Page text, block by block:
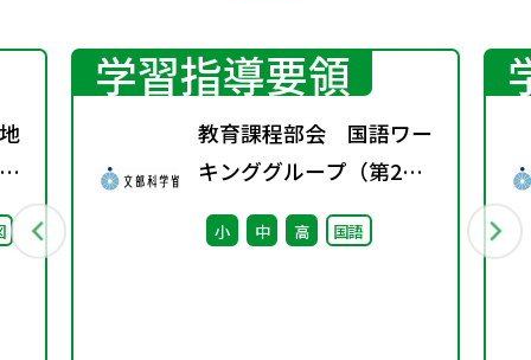
学習指導要領
教育課程部会 国語ワー
キンググループ（第2
回） 配付資料
小 中 高 国語